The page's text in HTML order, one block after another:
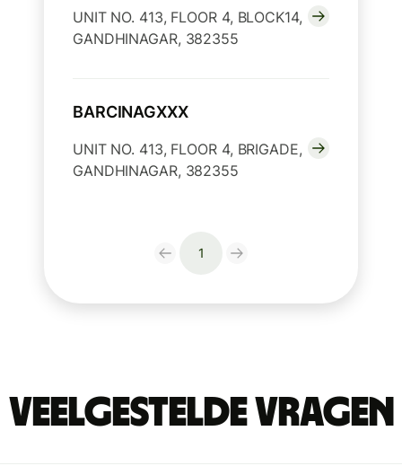
UNIT NO. 413, FLOOR 4, BLOCK14,
GANDHINAGAR, 382355
BARCINAGXXX
UNIT NO. 413, FLOOR 4, BRIGADE,
GANDHINAGAR, 382355
1
Veelgestelde vragen